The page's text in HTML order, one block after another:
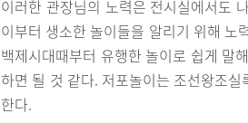
이러한 관장님의 노력은 전시실에서도
이부터 생소한 놀이들을 알리기 위해 노
백제시대때부터 유행한 놀이로 쉽게 말
하면 될 것 같다. 저포놀이는 조선왕조
한다.